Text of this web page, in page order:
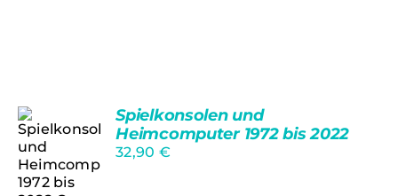
Spielkonsolen und
Heimcomputer 1972 bis 2022
32,90 €